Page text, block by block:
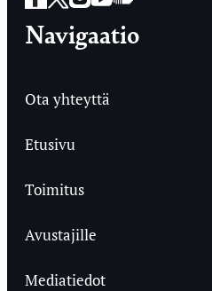
Navigaatio
Ota yhteyttä
Etusivu
Toimitus
Avustajille
Mediatiedot